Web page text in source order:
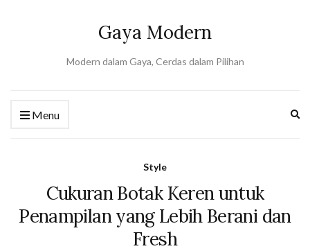
Gaya Modern
Modern dalam Gaya, Cerdas dalam Pilihan
Menu
Style
Cukuran Botak Keren untuk
Penampilan yang Lebih Berani dan
Fresh